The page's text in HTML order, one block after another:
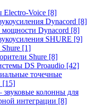
Electro-Voice [8]
Dynacord [8]
мощности Dynacord [8]
SHURE [9]
[1]
Shure [8]
DS Proaudio [42]
точечные
[15]
колонны для
интеграции [8]